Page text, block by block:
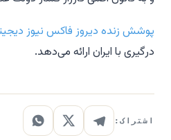
پوشش زنده دیروز فاکس نیوز
درگیری با ایران ارائه می‌دهد.
اشتراک: